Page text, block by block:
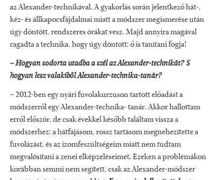
az Alexander-technikával. A gyakorlás során jelentkező hát-,
kéz- és állkapocsfájdalmai miatt a módszer megismerése után
úgy döntött, rendszeres órákat vesz. Majd annyira magával
ragadta a technika, hogy úgy döntött: ő is tanítani fogja!
– Hogyan sodorta utadba a szél az Alexander-technikát? S
hogyan lesz valakiből Alexander-technika-tanár?
– 2012-ben egy nyári fuvolakurzuson tartott előadást a
módszerről egy Alexander-technika- tanár. Akkor hallottam
erről először, de csak évekkel később találtam vissza a
módszerhez: a hátfájásom, rossz tartásom megnehezítette a
fuvolázást, és az izomfeszültségeim miatt nem tudtam
megvalósítani a zenei elképzeléseimet. Ezeken a problémákon
korábban semmi nem segített, csak az Alexander-módszer